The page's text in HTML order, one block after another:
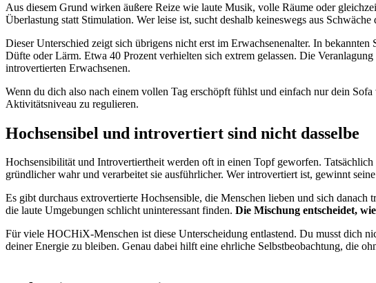
Aus diesem Grund wirken äußere Reize wie laute Musik, volle Räume oder
Überlastung statt Stimulation. Wer leise ist, sucht deshalb keineswegs aus
Dieser Unterschied zeigt sich übrigens nicht erst im Erwachsenenalter. In
Düfte oder Lärm. Etwa 40 Prozent verhielten sich extrem gelassen. Die
introvertierten Erwachsenen.
Wenn du dich also nach einem vollen Tag erschöpft fühlst und einfach nur dein
Aktivitätsniveau zu regulieren.
Hochsensibel und introvertiert sind nicht dasselbe
Hochsensibilität und Introvertiertheit werden oft in einen Topf geworfen.
gründlicher wahr und verarbeitet sie ausführlicher. Wer introvertiert ist, gewinnt
Es gibt durchaus extrovertierte Hochsensible, die Menschen lieben und sich
die laute Umgebungen schlicht uninteressant finden. Die Mischung entscheidet,
Für viele HOCHiX-Menschen ist diese Unterscheidung entlastend. Du musst dich
deiner Energie zu bleiben. Genau dabei hilft eine ehrliche Selbstbeobachtung, die